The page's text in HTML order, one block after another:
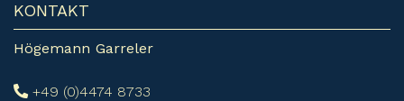
KONTAKT
Högemann Garreler
+49 (0)4474 8733